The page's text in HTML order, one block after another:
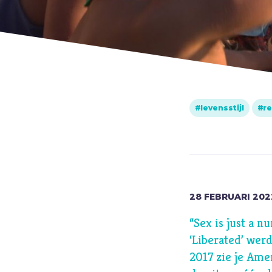
biddag
Bijbel
levensstijl
28 FEBRUARI
“Sex is just a
‘Liberated’
2017 zie je